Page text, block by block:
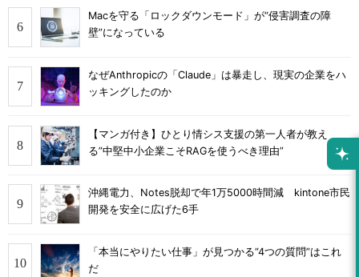
Macを守る「ロックダウンモード」が“侵害調査の障
壁”になっている
なぜAnthropicの「Claude」は暴走し、現実の企業をハ
ッキングしたのか
【マンガ付き】ひとり情シス支援の第一人者が教え
る”中堅中小企業こそRAGを使うべき理由”
沖縄電力、Notes脱却で年1万5000時間減 kintone市民
開発を安全に広げた6手
「本当にやりたい仕事」が見つかる“4つの質問”はこれ
だ